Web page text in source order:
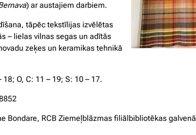
) ar austajiem darbiem.
tāpēc tekstīlijas izvēlētas
– lielas vilnas segas un adītās
zeķes un keramikas tehnikā
O, C: 11 – 19; S: 10 – 17.
Bondare, RCB Ziemeļblāzmas filiālbibliotēkas galvenā